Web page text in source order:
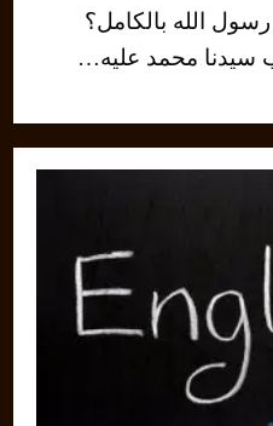
الله بالكامل؟
سيدنا محمد عليه…